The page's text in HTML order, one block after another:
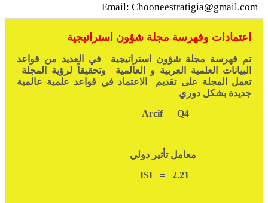
Email: Chooneestratigia@gmail.com
اعتمادات وفهرسة مجلة شؤون استراتيجية
تم فهرسة مجلة شؤون استراتيجية في العديد من قواعد
البيانات العلمية العربية و العالمية وتحقيقاً لرؤية المجلة
تعمل المجلة على تقديم الاعتماد في قواعد علمية عالمية
جديدة بشكل دوري
Q4
معامل تأثير دولي